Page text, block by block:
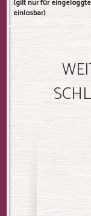
(gilt nur für
einlösbar)